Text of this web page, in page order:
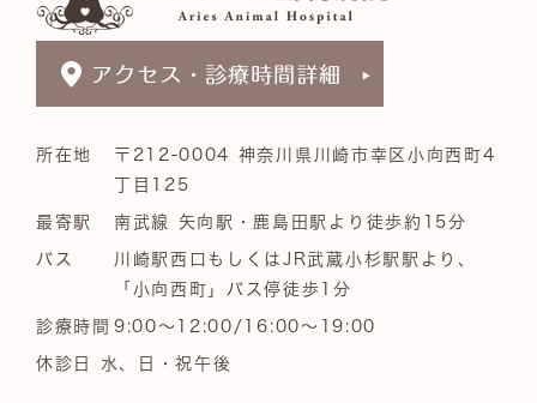
所在地
〒212-0004 神奈川県川崎市幸区小向西町4
丁目125
最寄駅 南武線 矢向駅・鹿島田駅より徒歩約15分
バス
川崎駅西口もしくはJR武蔵小杉駅駅より、
「小向西町」バス停徒歩1分
診療時間 9:00～12:00/16:00～19:00
休診日 水、日・祝午後